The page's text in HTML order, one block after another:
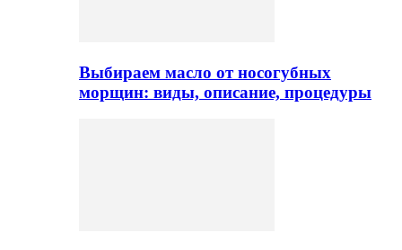
Выбираем масло от носогубных
морщин: виды, описание, процедуры